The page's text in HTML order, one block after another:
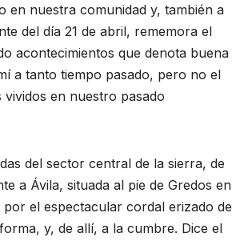
en nuestra comunidad y, también a
del día 21 de abril, rememora el
acontecimientos que denota buena
a tanto tiempo pasado, pero no el
en nuestro pasado
del sector central de la sierra, de
a Ávila, situada al pie de Gredos en
por el espectacular cordal erizado de
y, de allí, a la cumbre. Dice el